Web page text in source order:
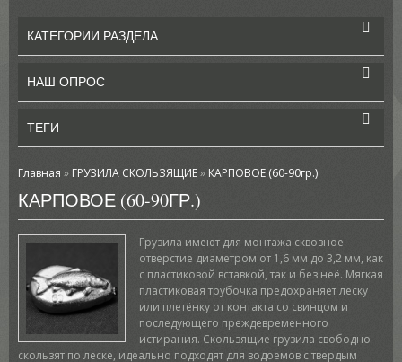
КАТЕГОРИИ РАЗДЕЛА
НАШ ОПРОС
ТЕГИ
Главная » ГРУЗИЛА СКОЛЬЗЯЩИЕ » КАРПОВОЕ (60-90гр.)
КАРПОВОЕ (60-90ГР.)
Грузила имеют для монтажа сквозное
отверстие диаметром от 1,6 мм до 3,2 мм, как
с пластиковой вставкой, так и без неё. Мягкая
пластиковая трубочка предохраняет леску
или плетёнку от контакта со свинцом и
последующего преждевременного
истирания. Скользящие грузила свободно
скользят по леске, идеально подходят для водоемов с твердым